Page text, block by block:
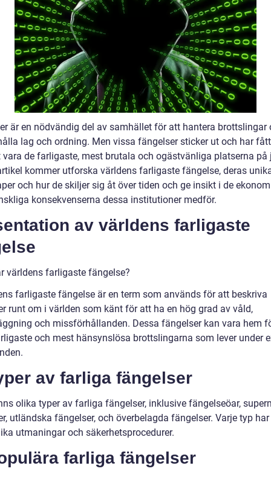
är en nödvändig del av samhället för att hantera brottslingar
lag och ordning. Men vissa fängelser sticker ut och har
vara de farligaste, mest brutala och ogästvänliga platserna på
kommer utforska världens farligaste fängelse, deras
och hur de skiljer sig åt över tiden och ge insikt i de
konsekvenserna dessa institutioner medför.
av världens farligaste
världens farligaste fängelse?
farligaste fängelse är en term som används för att beskriva
runt om i världen som känt för att ha en hög grad av våld,
och missförhållanden. Dessa fängelser kan vara hem
och mest hänsynslösa brottslingarna som lever under
av farliga fängelser
olika typer av farliga fängelser, inklusive fängelseöar,
utländska fängelser, och överbelagda fängelser. Varje typ
utmaningar och säkerhetsprocedurer.
farliga fängelser